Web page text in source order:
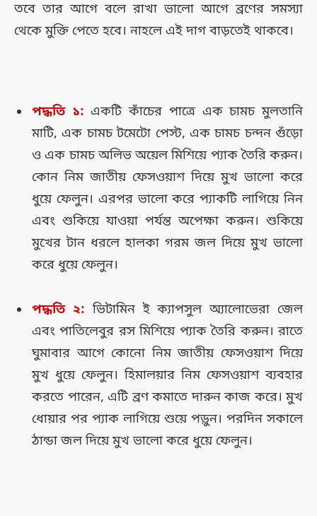
তবে তার আগে বলে রাখা ভালো আগে ব্রণের সমস্যা
থেকে মুক্তি পেতে হবে। নাহলে এই দাগ বাড়তেই থাকবে।
পদ্ধতি ১: একটি কাঁচের পাত্রে এক চামচ মুলতানি
মাটি, এক চামচ টমেটো পেস্ট, এক চামচ চন্দন গুঁড়ো
ও এক চামচ অলিভ অয়েল মিশিয়ে প্যাক তৈরি করুন।
কোন নিম জাতীয় ফেসওয়াশ দিয়ে মুখ ভালো করে
ধুয়ে ফেলুন। এরপর ভালো করে প্যাকটি লাগিয়ে নিন
এবং শুকিয়ে যাওয়া পর্যন্ত অপেক্ষা করুন। শুকিয়ে
মুখের টান ধরলে হালকা গরম জল দিয়ে মুখ ভালো
করে ধুয়ে ফেলুন।
পদ্ধতি ২: ভিটামিন ই ক্যাপসুল অ্যালোভেরা জেল
এবং পাতিলেবুর রস মিশিয়ে প্যাক তৈরি করুন। রাতে
ঘুমাবার আগে কোনো নিম জাতীয় ফেসওয়াশ দিয়ে
মুখ ধুয়ে ফেলুন। হিমালয়ার নিম ফেসওয়াশ ব্যবহার
করতে পারেন, এটি ব্রণ কমাতে দারুন কাজ করে। মুখ
ধোয়ার পর প্যাক লাগিয়ে শুয়ে পড়ুন। পরদিন সকালে
ঠান্ডা জল দিয়ে মুখ ভালো করে ধুয়ে ফেলুন।